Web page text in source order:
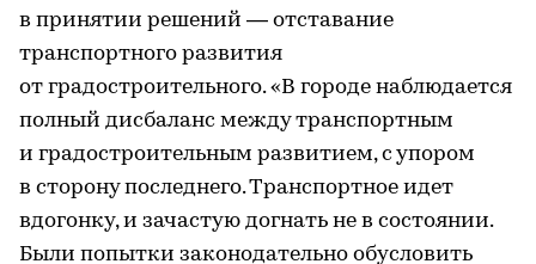
в принятии решений — отставание
транспортного развития
от градостроительного. «В городе наблюдается
полный дисбаланс между транспортным
и градостроительным развитием, с упором
в сторону последнего. Транспортное идет
вдогонку, и зачастую догнать не в состоянии.
Были попытки законодательно обусловить